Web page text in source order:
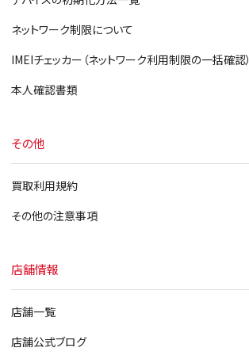
ネットワーク制限について
IMEIチェッカー（ネットワーク利用制限の一括確認）
本人確認書類
その他
買取利用規約
その他の注意事項
店舗情報
店舗一覧
店舗公式ブログ